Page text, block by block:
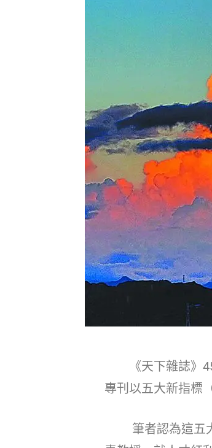
《天下雜誌》
專刊以五大新指標
筆者認為這五大